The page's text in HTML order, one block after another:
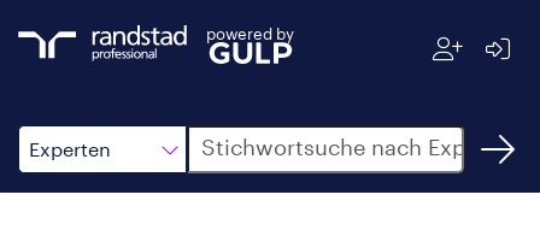
powered by
Experten
Suche